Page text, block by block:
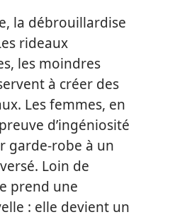
la débrouillardise
rideaux
les moindres
à créer des
Les femmes, en
d’ingéniosité
garde-robe à un
Loin de
prend une
: elle devient un